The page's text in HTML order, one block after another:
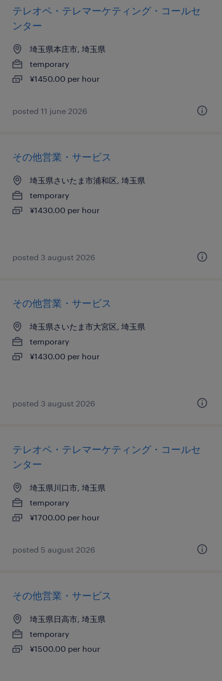
テレオペ・テレマーケティング・コールセ
ンター
埼玉県本庄市, 埼玉県
temporary
¥1450.00 per hour
posted 11 june 2026
その他営業・サービス
埼玉県さいたま市浦和区, 埼玉県
temporary
¥1430.00 per hour
posted 3 august 2026
その他営業・サービス
埼玉県さいたま市大宮区, 埼玉県
temporary
¥1430.00 per hour
posted 3 august 2026
テレオペ・テレマーケティング・コールセ
ンター
埼玉県川口市, 埼玉県
temporary
¥1700.00 per hour
posted 5 august 2026
その他営業・サービス
埼玉県日高市, 埼玉県
temporary
¥1500.00 per hour